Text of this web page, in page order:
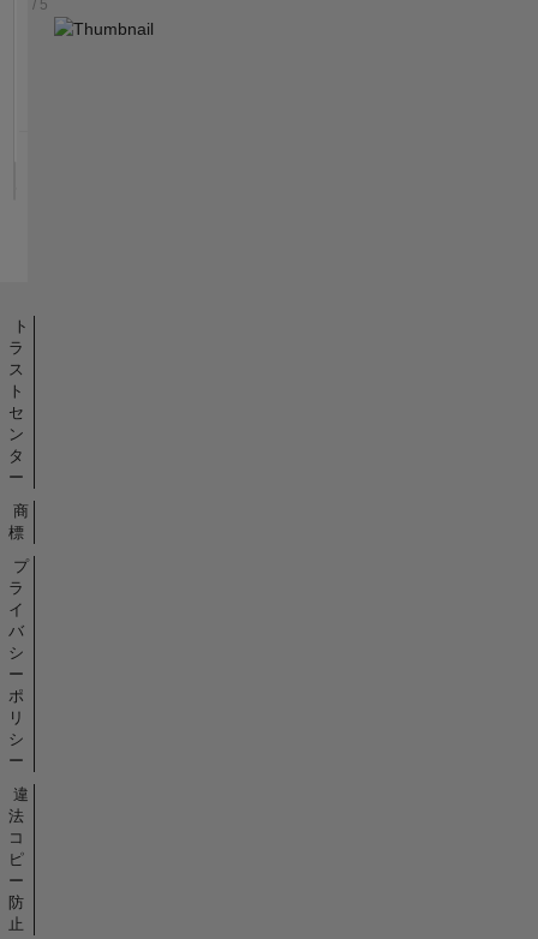
/ 5
ト
ラ
ス
ト
セ
ン
タ
ー
商
標
プ
ラ
イ
バ
シ
ー
ポ
リ
シ
ー
違
法
コ
ピ
ー
防
止